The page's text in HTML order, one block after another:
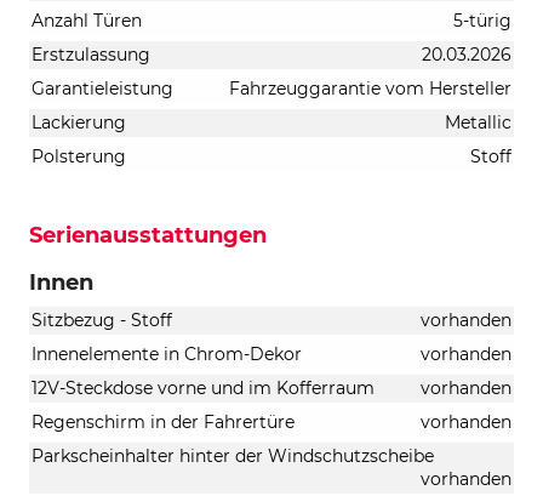
Anzahl Türen
5-türig
Erstzulassung
20.03.2026
Garantieleistung
Fahrzeuggarantie vom Hersteller
Lackierung
Metallic
Polsterung
Stoff
Serienausstattungen
Innen
Sitzbezug - Stoff
vorhanden
Innenelemente in Chrom-Dekor
vorhanden
12V-Steckdose vorne und im Kofferraum
vorhanden
Regenschirm in der Fahrertüre
vorhanden
Parkscheinhalter hinter der Windschutzscheibe
vorhanden